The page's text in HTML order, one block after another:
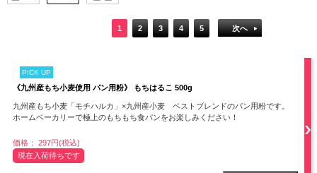
1 2 3 4 5 次へ
PICK UP
《九州産もち小麦使用 パン用粉》 もちはるこ 500g
九州産もち小麦「モチハルカ」×九州産小麦 ベストブレンドのパン用粉です。
ホームベーカリーで極上のもちもち食パンをお楽しみください！
価格： 297円(税込)
現在入荷待ちです